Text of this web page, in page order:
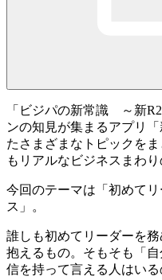
「ビジパの新常識 ～新
ンの知見が集まるアプリ
たさまざまなトピックをま
もリアルなビジネスまわ
今回のテーマは「 初めて
ス 」。
誰しも初めてリーダーを
抱えるもの。そもそも「
信を持って言える人はいる